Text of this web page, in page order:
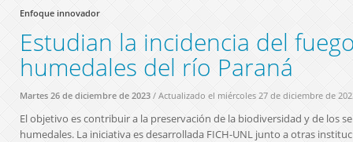
Enfoque innovador
Estudian la incidencia del
humedales del río Paraná
Martes 26 de diciembre de 2023 / Actualizado el miércoles 27 de diciembre de
El objetivo es contribuir a la preservación de la biodiversidad y de los
humedales. La iniciativa es desarrollada FICH-UNL junto a otras